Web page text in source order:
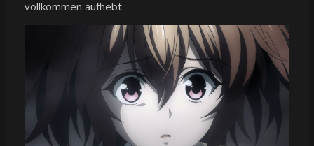
vollkommen aufhebt.